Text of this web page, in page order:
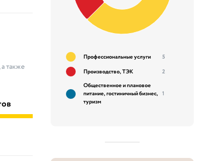
также
Профессиональные услуги
5
Производство, ТЭК
2
Общественное и плановое
питание, гостиничный бизнес,
туризм
1